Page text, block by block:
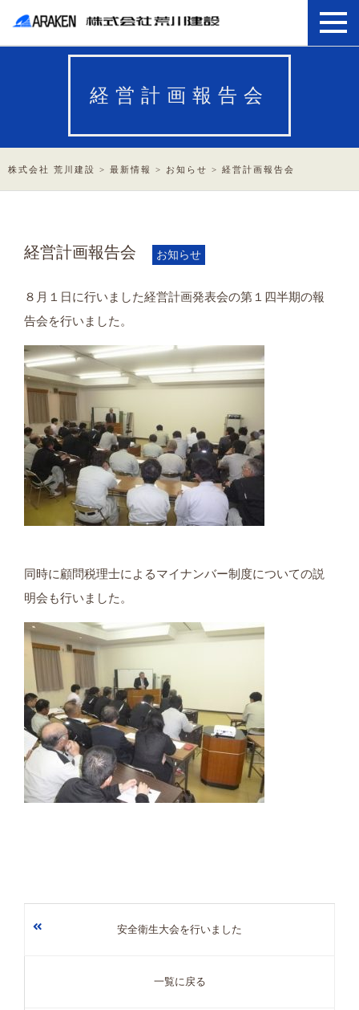
経営計画報告会
株式会社 荒川建設 > 最新情報 > お知らせ > 経営計画報告会
経営計画報告会 お知らせ
８月１日に行いました経営計画発表会の第１四半期の報
告会を行いました。
同時に顧問税理士によるマイナンバー制度についての説
明会も行いました。
安全衛生大会を行いました
一覧に戻る